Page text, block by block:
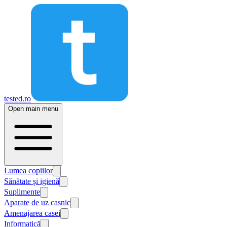
tested.ro
Open main menu
Lumea copiilor
Sănătate și igienă
Suplimente
Aparate de uz casnic
Amenajarea casei
Informatică